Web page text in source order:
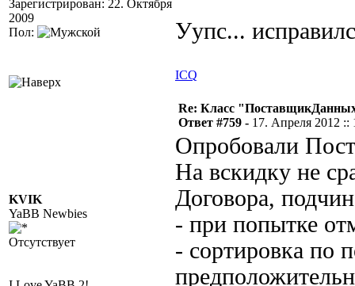
Зарегистрирован: 22. Октября
2009
Пол:
Уупс...
ICQ
KVIK
YaBB Newbies
Отсутствует
Re: Класс
Ответ #759 - 17. Апреля 2012 ::
Опробовали
На вскидку не
Договора,
- при попытке
- сортировка по